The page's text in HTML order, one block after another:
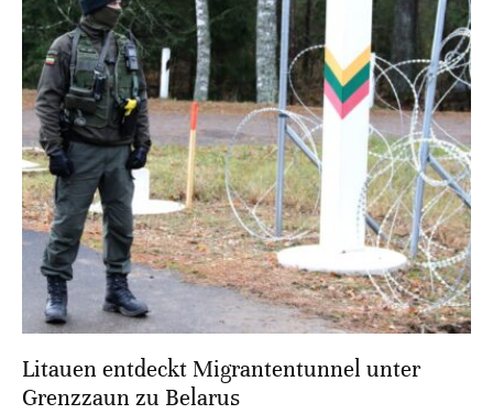
Litauen entdeckt Migrantentunnel unter
Grenzzaun zu Belarus